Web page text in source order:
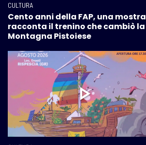
CULTURA
Cento anni della FAP, una mostra
racconta il trenino che cambiò la
Montagna Pistoiese